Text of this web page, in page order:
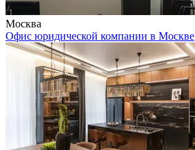
Москва
Офис юридической компании в Москве